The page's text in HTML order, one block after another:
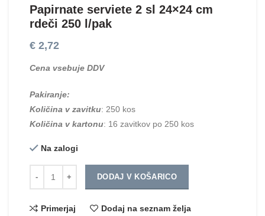
Papirnate serviete 2 sl 24×24 cm
rdeči 250 l/pak
€ 2,72
Cena vsebuje DDV
Pakiranje:
Količina v zavitku: 250 kos
Količina v kartonu: 16 zavitkov po 250 kos
Na zalogi
DODAJ V KOŠARICO
Primerjaj Dodaj na seznam želja